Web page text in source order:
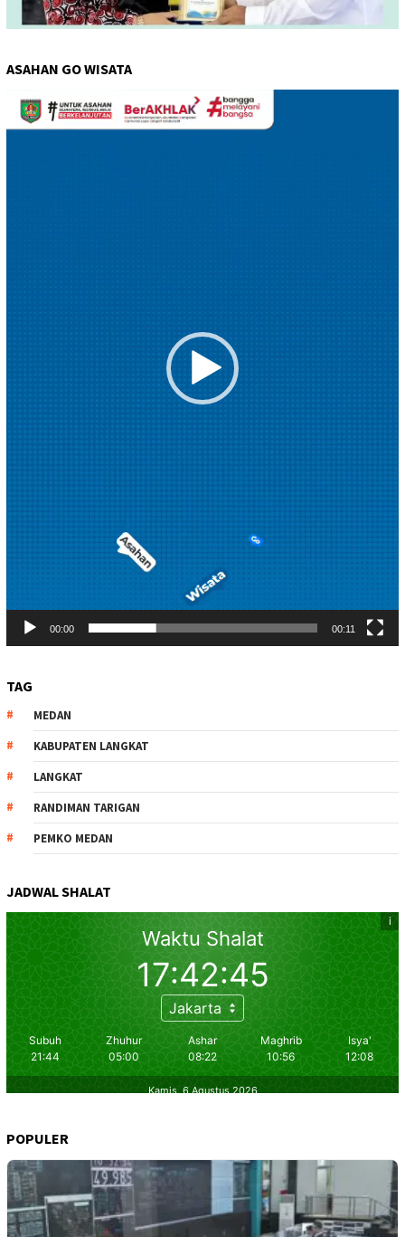
ASAHAN GO WISATA
Pemutar
Video
00:00 00:11
TAG
MEDAN
KABUPATEN LANGKAT
LANGKAT
RANDIMAN TARIGAN
PEMKO MEDAN
JADWAL SHALAT
POPULER